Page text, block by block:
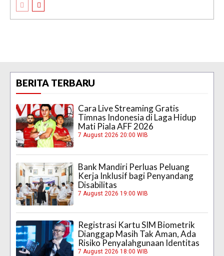
BERITA TERBARU
Cara Live Streaming Gratis
Timnas Indonesia di Laga Hidup
Mati Piala AFF 2026
7 August 2026 20:00 WIB
Bank Mandiri Perluas Peluang
Kerja Inklusif bagi Penyandang
Disabilitas
7 August 2026 19:00 WIB
Registrasi Kartu SIM Biometrik
Dianggap Masih Tak Aman, Ada
Risiko Penyalahgunaan Identitas
7 August 2026 18:00 WIB